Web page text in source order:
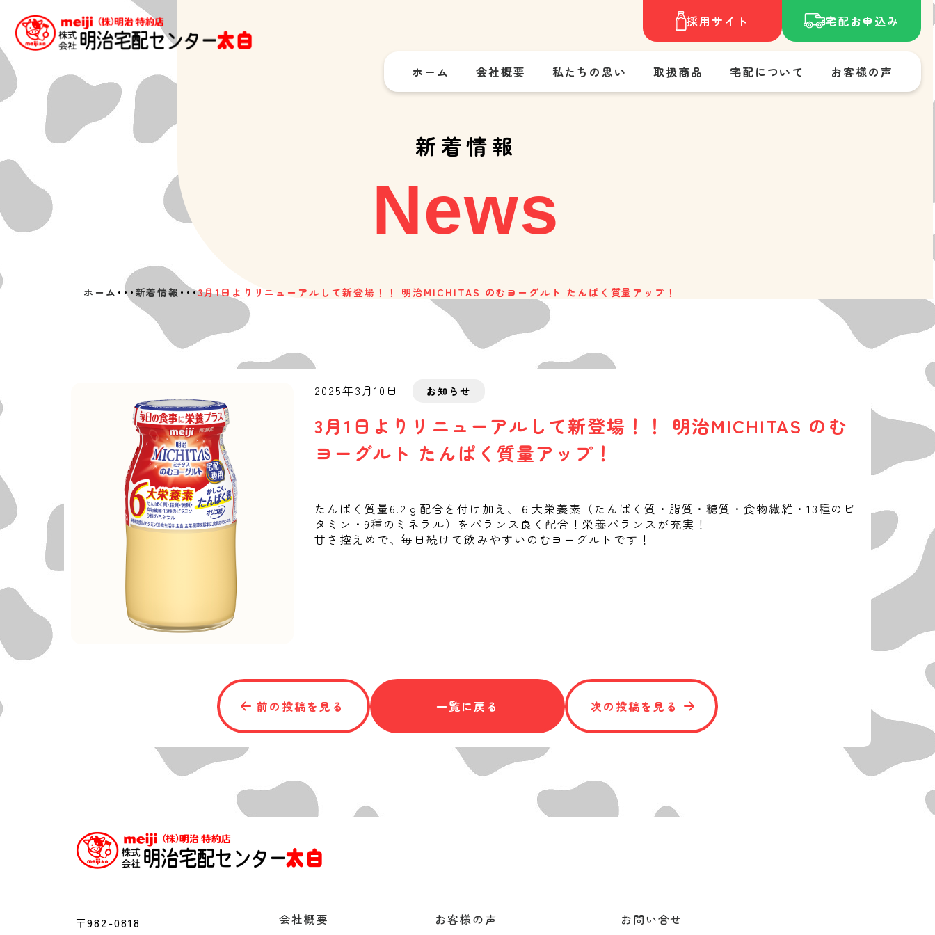
採用サイト 宅配お申込み
ホーム 会社概要 私たちの思い 取扱商品 宅配について お客様の声
新着情報
News
ホーム ･･･ 新着情報 ･･･3月1日よりリニューアルして新登場！！ 明治MICHITAS のむヨーグルト たんぱく質量アップ！
2025年3月10日 お知らせ
3月1日よりリニューアルして新登場！！ 明治MICHITAS のむ
ヨーグルト たんぱく質量アップ！
たんぱく質量6.2ｇ配合を付け加え、６大栄養素（たんぱく質・ 脂質・糖質・食物繊維・13種のビ
タミン・9種のミネラル） をバランス良く配合！栄養バランスが充実！
甘さ控えめで、毎日続けて飲みやすいのむヨーグルトです！
前の投稿を見る 一覧に戻る 次の投稿を見る
〒982-0818 会社概要 お客様の声 お問い合せ